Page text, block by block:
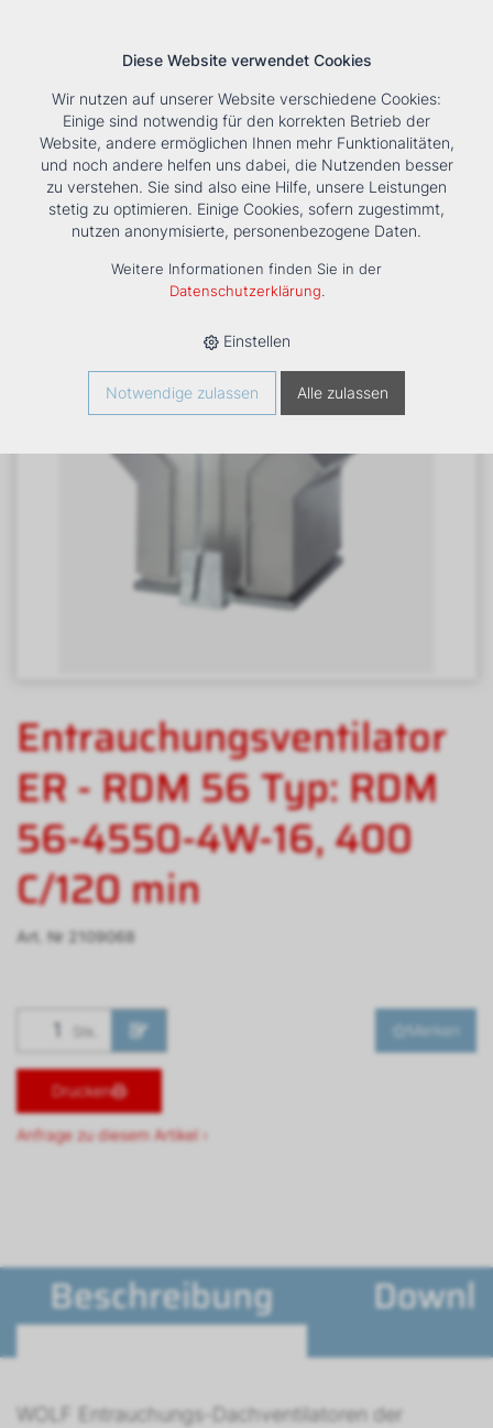
Tools Unternehmen Karriere KontaktSuche
HOME › PRODUKTE › LÜFTUNG › DIVERSES ›
ENTRAUCHUNGSVENTILATOR ER - RDM 56 TYP: RDM 56-
4550-4W-16, 400 C/120 MIN
Entrauchungsventilator
ER - RDM 56 Typ: RDM
56-4550-4W-16, 400
C/120 min
Art. Nr 2109068
Stk. Merken
Drucken
Anfrage zu diesem Artikel ›
Beschreibung
WOLF Entrauchungs-Dachventilatoren der
Diese Website verwendet Cookies
Wir nutzen auf unserer Website verschiedene Cookies:
Einige sind notwendig für den korrekten Betrieb der
Website, andere ermöglichen Ihnen mehr Funktionalitäten,
und noch andere helfen uns dabei, die Nutzenden besser
zu verstehen. Sie sind also eine Hilfe, unsere Leistungen
stetig zu optimieren. Einige Cookies, sofern zugestimmt,
nutzen anonymisierte, personenbezogene Daten.
Weitere Informationen finden Sie in der
Datenschutzerklärung.
Einstellen
Notwendige zulassen Alle zulassen